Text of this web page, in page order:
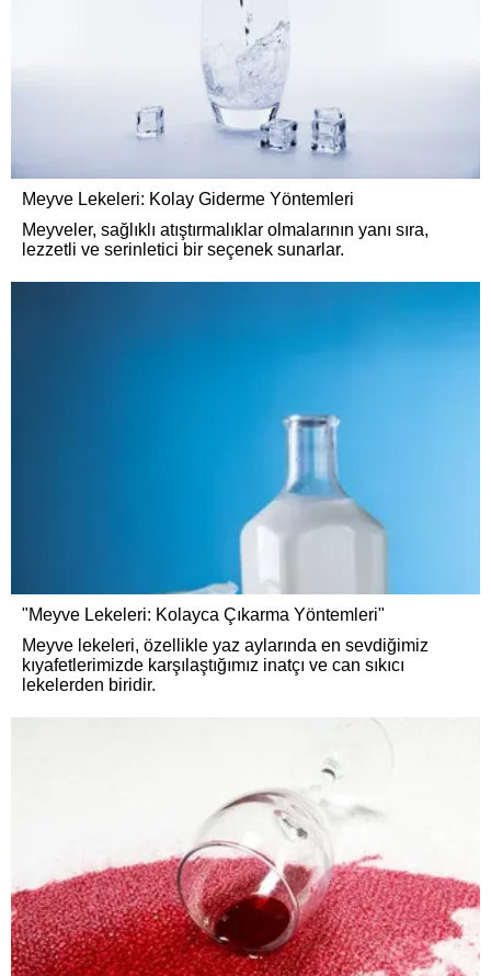
Meyve Lekeleri: Kolay Giderme Yöntemleri
Meyveler, sağlıklı atıştırmalıklar olmalarının yanı sıra,
lezzetli ve serinletici bir seçenek sunarlar.
"Meyve Lekeleri: Kolayca Çıkarma Yöntemleri"
Meyve lekeleri, özellikle yaz aylarında en sevdiğimiz
kıyafetlerimizde karşılaştığımız inatçı ve can sıkıcı
lekelerden biridir.